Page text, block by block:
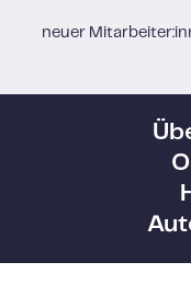
neuer